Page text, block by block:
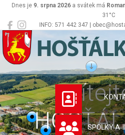
INFO: 571 442 347 |
Dnes je 9. srpna 2026 a svátek má
31°C
Hošťálková
SPOLKY A